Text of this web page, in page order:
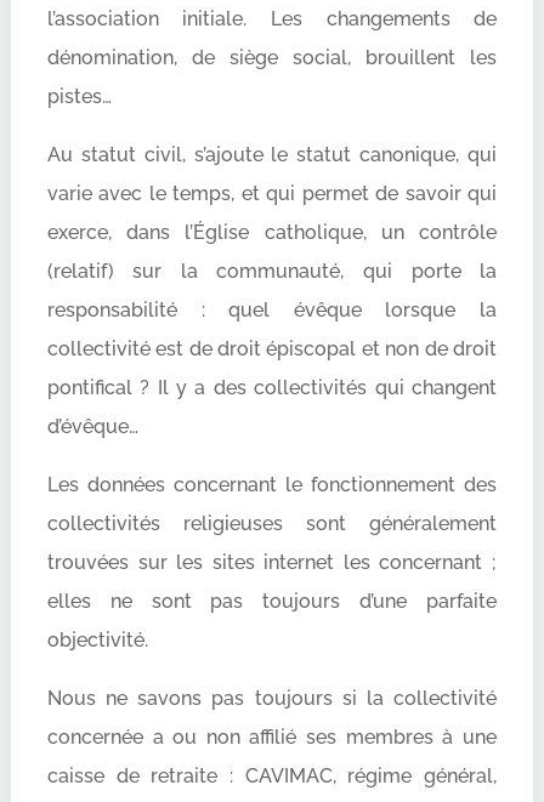
l’association initiale. Les changements de
dénomination, de siège social, brouillent les
pistes…
Au statut civil, s’ajoute le statut canonique, qui
varie avec le temps, et qui permet de savoir qui
exerce, dans l’Église catholique, un contrôle
(relatif) sur la communauté, qui porte la
responsabilité : quel évêque lorsque la
collectivité est de droit épiscopal et non de droit
pontifical ? Il y a des collectivités qui changent
d’évêque…
Les données concernant le fonctionnement des
collectivités religieuses sont généralement
trouvées sur les sites internet les concernant ;
elles ne sont pas toujours d’une parfaite
objectivité.
Nous ne savons pas toujours si la collectivité
concernée a ou non affilié ses membres à une
caisse de retraite : CAVIMAC, régime général,